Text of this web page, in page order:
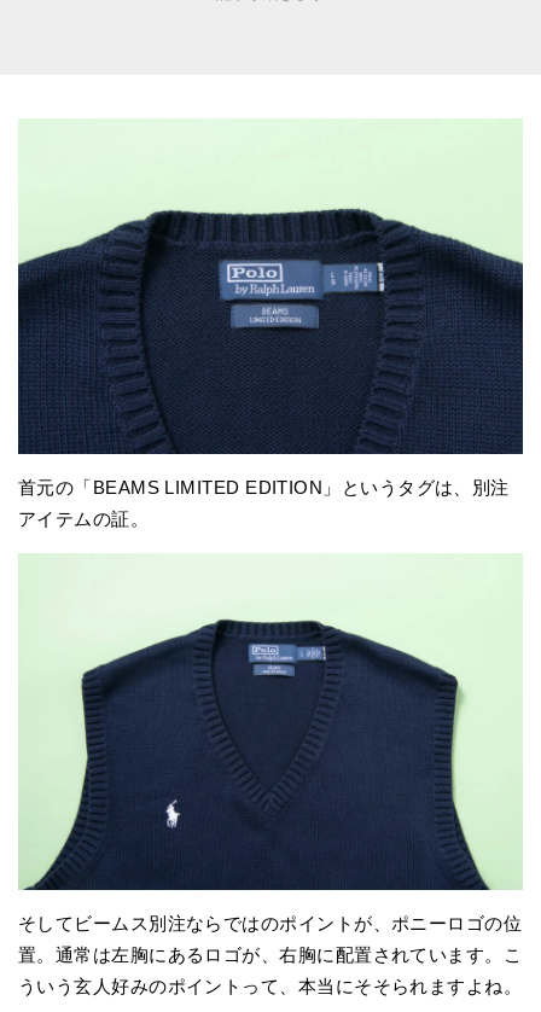
首元の「BEAMS LIMITED EDITION」というタグは、別注
アイテムの証。
そしてビームス別注ならではのポイントが、ポニーロゴの位
置。通常は左胸にあるロゴが、右胸に配置されています。こ
ういう玄人好みのポイントって、本当にそそられますよね。